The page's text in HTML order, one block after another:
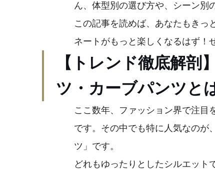
ん、体型別の選び方や、シーン別
この記事を読めば、あなたもきっ
ネートがもっと楽しくなるはず！
【トレンド徹底解剖
ツ・カーブパンツと
ここ数年、ファッション界で注目
です。その中でも特に人気なのが
ツ」です。
どれもゆったりとしたシルエット